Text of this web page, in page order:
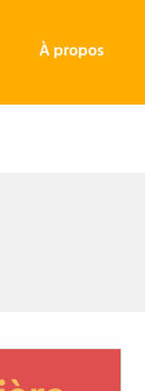
À propos